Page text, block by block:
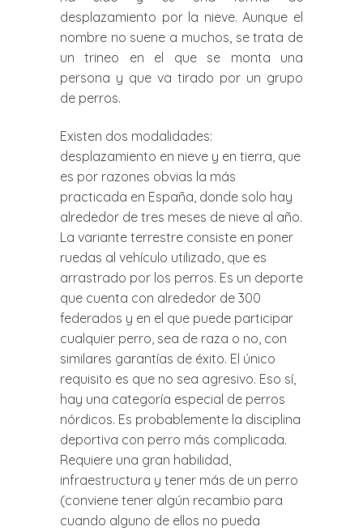
desplazamiento por la nieve. Aunque el
nombre no suene a muchos, se trata de
un trineo en el que se monta una
persona y que va tirado por un grupo
de perros.
Existen dos modalidades:
desplazamiento en nieve y en tierra, que
es por razones obvias la más
practicada en España, donde solo hay
alrededor de tres meses de nieve al año.
La variante terrestre consiste en poner
ruedas al vehículo utilizado, que es
arrastrado por los perros. Es un deporte
que cuenta con alrededor de 300
federados y en el que puede participar
cualquier perro, sea de raza o no, con
similares garantías de éxito. El único
requisito es que no sea agresivo. Eso sí,
hay una categoría especial de perros
nórdicos. Es probablemente la disciplina
deportiva con perro más complicada.
Requiere una gran habilidad,
infraestructura y tener más de un perro
(conviene tener algún recambio para
cuando alguno de ellos no pueda